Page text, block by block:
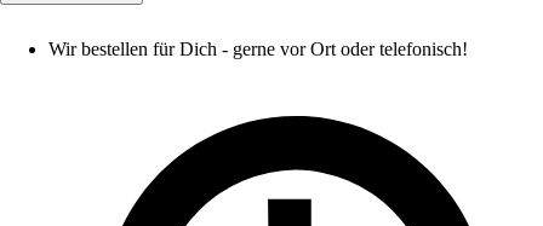
Wir bestellen für Dich - gerne vor Ort oder telefonisch!